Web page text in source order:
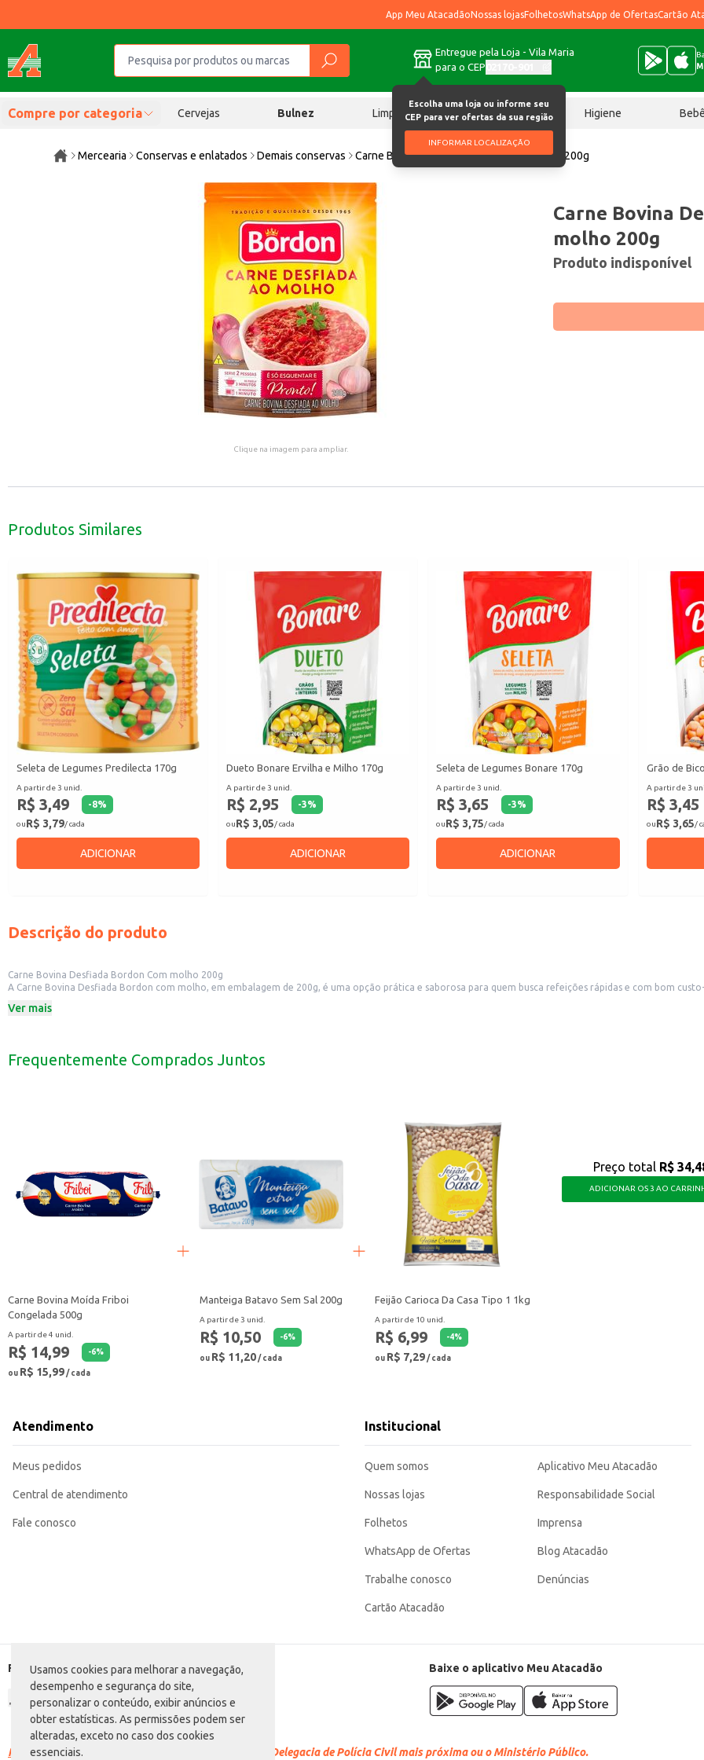
Usamos cookies para melhorar a navegação,
desempenho e segurança do site,
personalizar o conteúdo, exibir anúncios e
obter estatísticas. As permissões podem ser
alteradas, exceto no caso dos cookies
essenciais.
App Meu AtacadãoNossas lojasFolhetosWhatsApp de OfertasCartão
Entregue pela Loja - Vila Maria
para o CEP
Escolha uma loja ou informe seu
CEP para ver ofertas da sua região
INFORMAR LOCALIZAÇÃO
Compre por categoria Cervejas Bulnez Limpeza Chocolates Higiene
Mercearia Conservas e enlatados Demais conservas Carne Bovina Desfiada Bordon Com molho 200g
Clique na imagem para ampliar.
Carne Bovina
molho 200g
Produto indisponível
Produtos Similares
Seleta de Legumes Predilecta 170g
A partir de 3 unid.
R$ 3,49 -8%
ouR$ 3,79/ cada
ADICIONAR
Dueto Bonare Ervilha e Milho 170g
A partir de 3 unid.
R$ 2,95 -3%
ouR$ 3,05/ cada
ADICIONAR
Seleta de Legumes Bonare 170g
A partir de 3 unid.
R$ 3,65 -3%
ouR$ 3,75/ cada
ADICIONAR
Grão de
A partir de 3
R$ 3,45
ouR$ 3,65/
Descrição do produto
Carne Bovina Desfiada Bordon Com molho 200g
A Carne Bovina Desfiada Bordon com molho, em embalagem de 200g, é uma opção prática e saborosa para quem busca refeições rápidas e com bom
Dicas de uso:
Ideal para quem busca praticidade no dia a dia, seja em casa ou em estabelecimentos comerciais.
Ver mais
Frequentemente Comprados Juntos
Carne Bovina Moída Friboi
Congelada 500g
A partir de 4 unid.
R$ 14,99 -6%
ou R$ 15,99/ cada
Manteiga Batavo Sem Sal 200g
A partir de 3 unid.
R$ 10,50 -6%
ou R$ 11,20/ cada
Feijão Carioca Da Casa Tipo 1 1kg
A partir de 10 unid.
R$ 6,99 -4%
ou R$ 7,29/ cada
Preço total R$
ADICIONAR OS 3 AO
Atendimento
Meus pedidos
Central de atendimento
Fale conosco
Institucional
Quem somos
Nossas lojas
Folhetos
WhatsApp de Ofertas
Trabalhe conosco
Cartão Atacadão
Aplicativo Meu Atacadão
Responsabilidade Social
Imprensa
Blog Atacadão
Denúncias
Formas de pagamento Baixe o aplicativo Meu Atacadão
Racismo é crime. Denuncie. Disque 100 ou procure a Delegacia de Polícia Civil mais próxima ou o Ministério Público.